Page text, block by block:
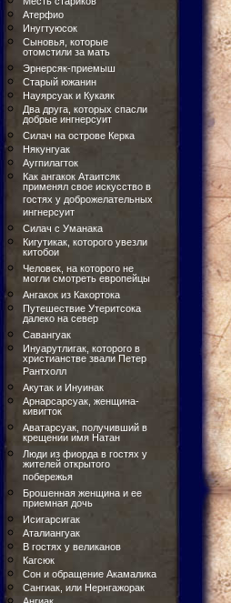
Атерфио
Инугтуюсок
Сыновья, которые
отомстили за мать
Эрнерсяк-приемыш
Старый южанин
Науярсуак и Кукаяк
Два друга, которых спасли
добрые ингнерсуит
Силач на острове Керка
Някунгуак
Аугпилагток
Как ангакок Атаитсяк
применял свое искусство в
гостях у доброжелательных
ингнерсуит
Силач с Уманака
Кигутикак, которого увезли
китобои
Человек, на которого не
могли смотреть европейцы
Ангакок из Какортока
Путешествие Утеритсока
далеко на север
Савангуак
Инуарутлигак, которого в
христианстве звали Петер
Рантхолл
Акутак и Инуинак
Арнарсарсуак, женщина-
кивигток
Аватарсуак, получивший в
крещении имя Натан
Люди из фиорда в гостях у
жителей открытого
побережья
Брошенная женщина и ее
приемная дочь
Исигарсигак
Аталиангуак
В гостях у великанов
Кагсюк
Сон и обращение Акамалика
Сангиак, или Нернгажорак